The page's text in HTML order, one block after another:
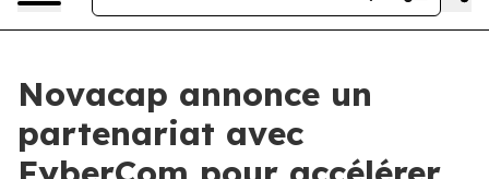
Novacap annonce un
partenariat avec